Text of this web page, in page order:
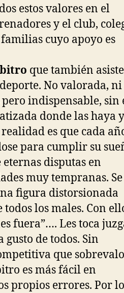
estos valores en el
y el club,
cuyo apoyo es
que también
No valorada, ni
indispensable, sin
donde las haya y
es que cada
para cumplir su
disputas en
muy tempranas. Se
figura distorsionada
los males. Con
fuera”…. Les toca
de todos. Sin
que
es más fácil en
propios errores. Por lo